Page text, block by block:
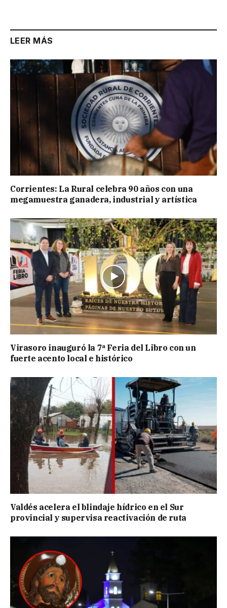
LEER MÁS
Corrientes: La Rural celebra 90 años con una
megamuestra ganadera, industrial y artística
Virasoro inauguró la 7ª Feria del Libro con un
fuerte acento local e histórico
Valdés acelera el blindaje hídrico en el Sur
provincial y supervisa reactivación de ruta